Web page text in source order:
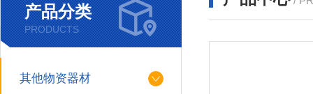
产品分类
PRODUCTS
其他物资器材